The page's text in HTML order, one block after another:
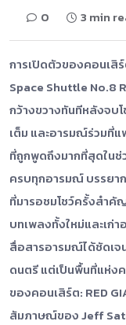
0 3 min
การเปิดตัวของคอนเสิ
Space Shuttle No.8
กว้างขวางทันทีหลังจบ
เต็ม และอารมณ์ร่วมที่แ
ที่ถูกพูดถึงมากที่สุดในช่
ครบทุกอารมณ์ บรรยา
ที่มารอชมโชว์ครั้งสำ
บทเพลงทั้งใหม่และเก่
สื่อสารอารมณ์ได้ชัดเจ
ดนตรี แต่เป็นพื้นที่แห่ง
ของคอนเสิร์ต: RED
สัมภาษณ์ของ Jeff